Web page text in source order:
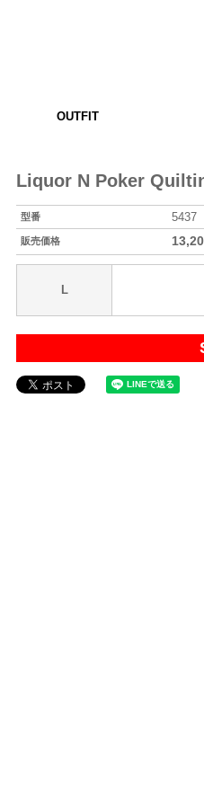
OUTFIT
Liquor N Poker
型番 5437
販売価格
L